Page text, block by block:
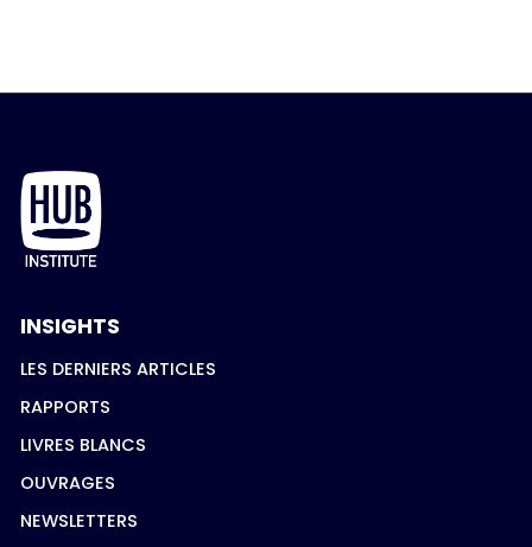
INSIGHTS
LES DERNIERS ARTICLES
RAPPORTS
LIVRES BLANCS
OUVRAGES
NEWSLETTERS